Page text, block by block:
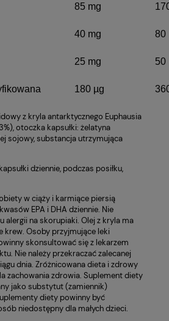
85 mg
40 mg 80
25 mg 50
180 µg
z kryla antarktycznego Euphausia
otoczka kapsułki: żelatyna
sojowy, substancja utrzymująca
dziennie, podczas posiłku,
w ciąży i karmiące piersią
EPA i DHA dziennie. Nie
alergii na skorupiaki. Olej z kryla ma
krew. Osoby przyjmujące leki
skonsultować się z lekarzem
Nie należy przekraczać zalecanej
dnia. Zróżnicowana dieta i zdrowy
zachowania zdrowia. Suplement diety
jako substytut (zamiennik)
diety powinny być
niedostępny dla małych dzieci.